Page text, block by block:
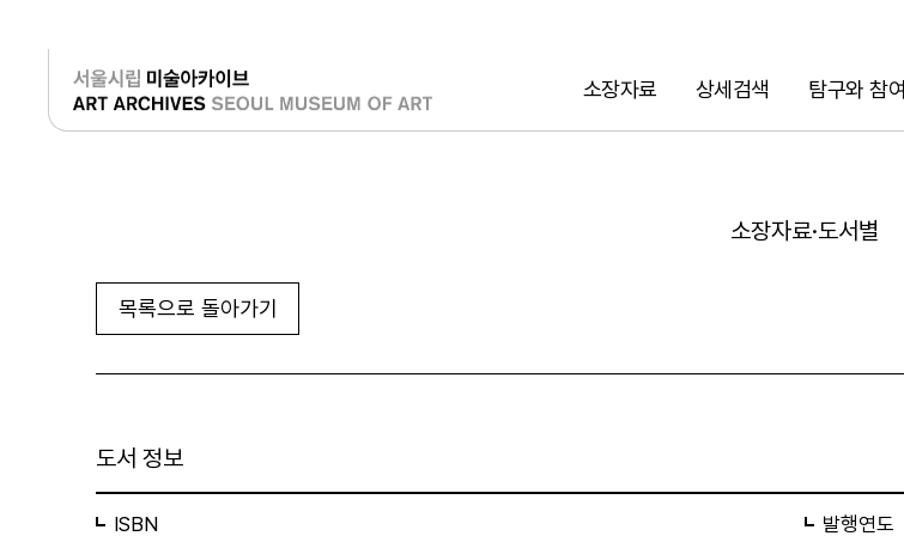
소장자료 상세검색 탐구와 참여
검색
로그인
소장자료·도서별
목록으로 돌아가기
도서 정보
ISBN 발행연도